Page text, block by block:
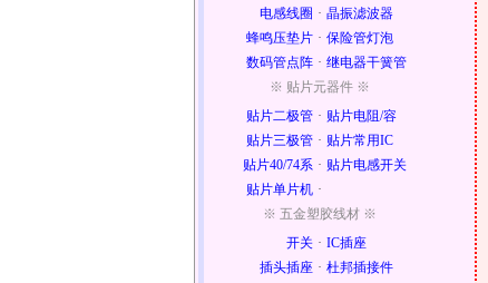
电感线圈 · 晶振滤波器
蜂鸣压垫片 · 保险管灯泡
数码管点阵 · 继电器干簧管
※ 贴片元器件 ※
贴片二极管 · 贴片电阻/容
贴片三极管 · 贴片常用IC
贴片40/74系 · 贴片电感开关
贴片单片机 ·
※ 五金塑胶线材 ※
开关 · IC插座
插头插座 · 杜邦插接件